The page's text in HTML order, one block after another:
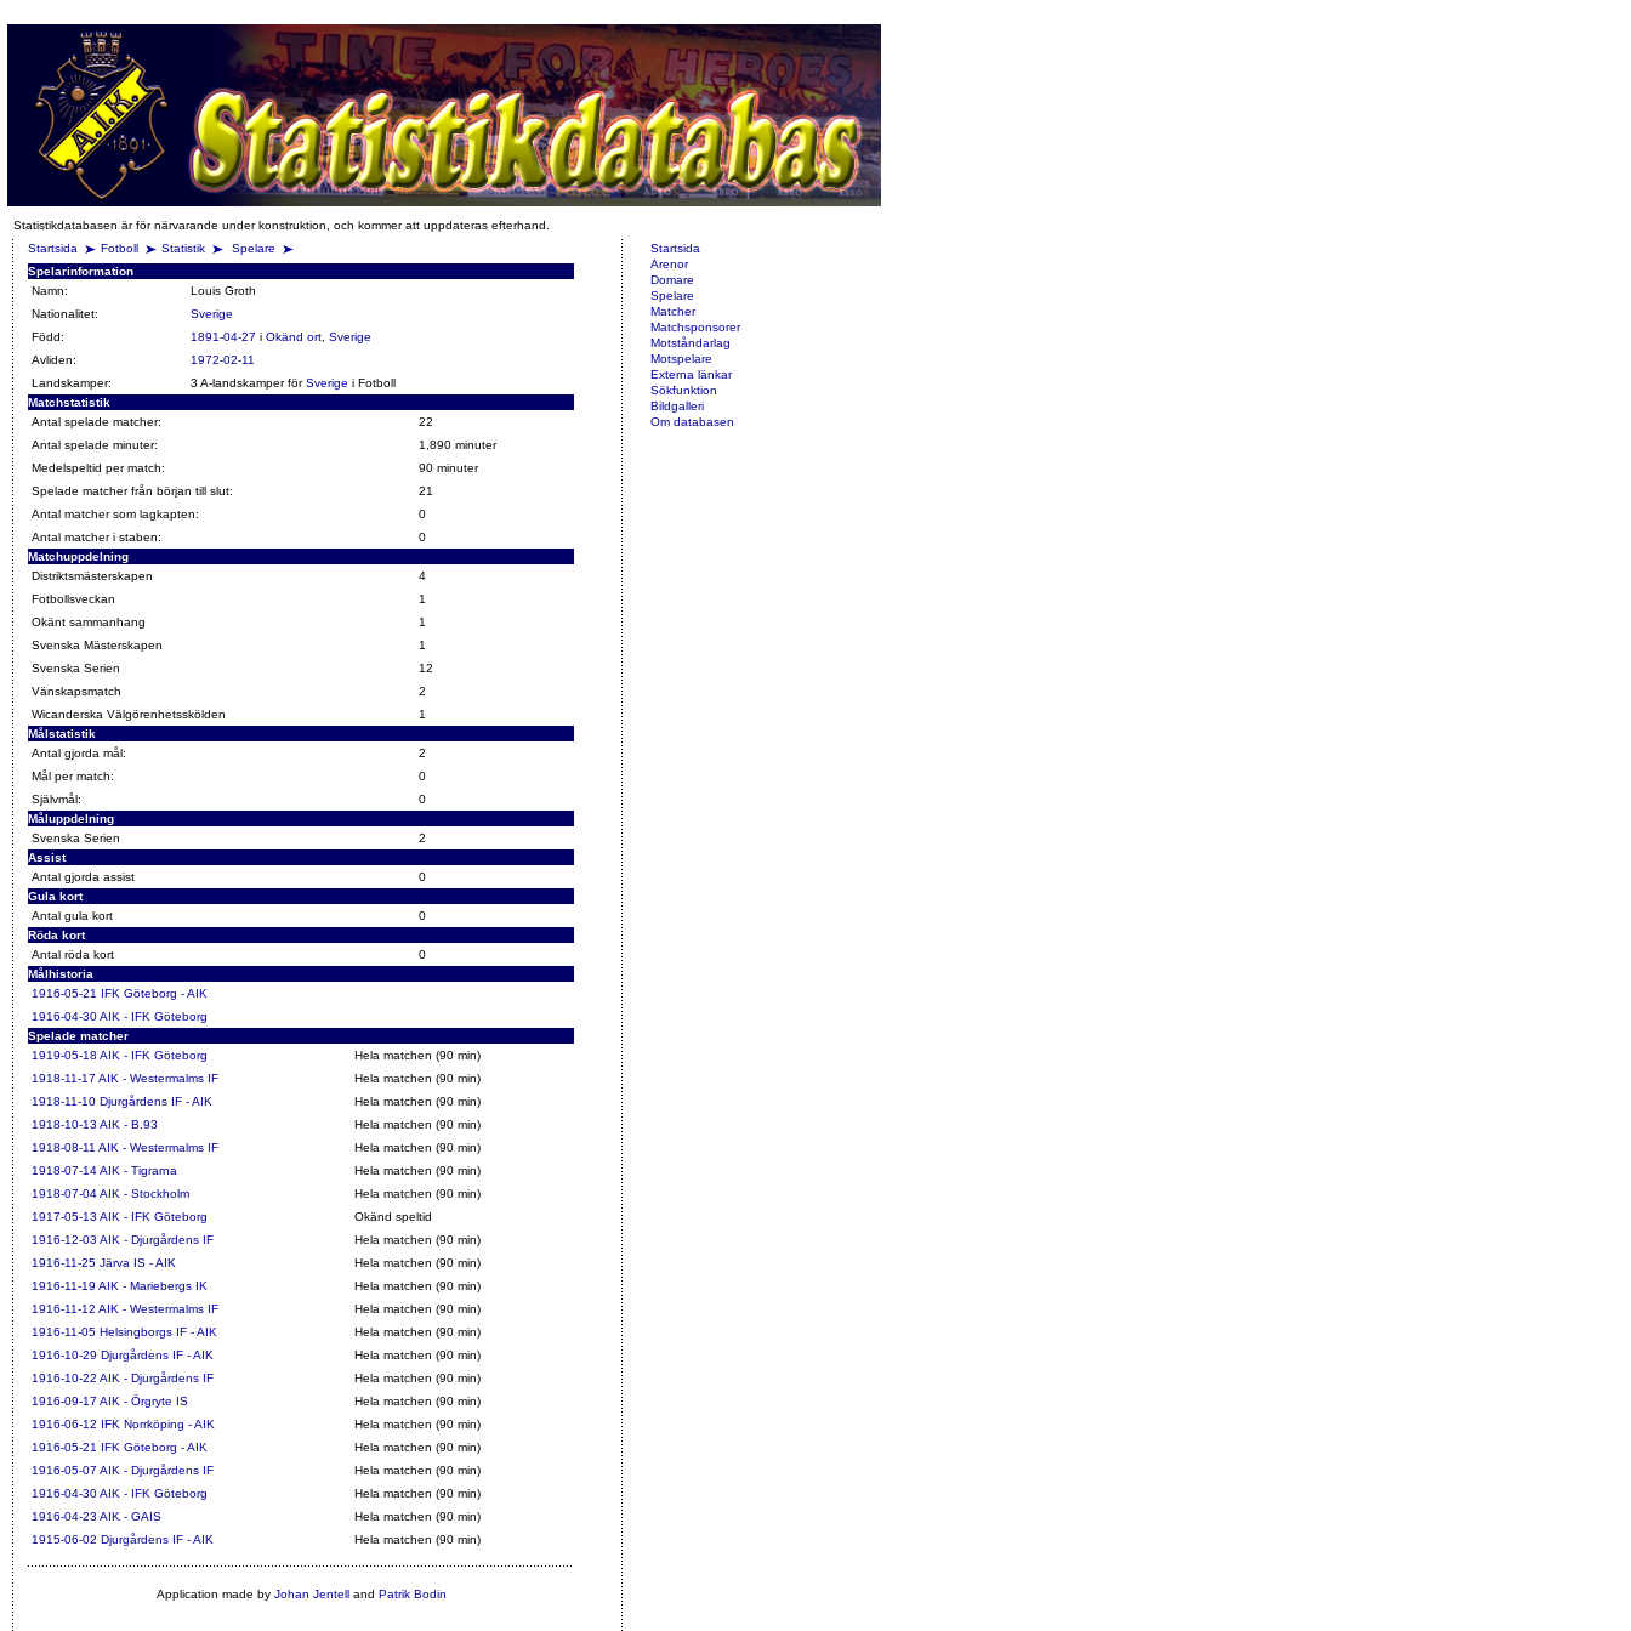
Statistikdatabasen är för närvarande under konstruktion, och kommer att uppdateras efterhand.
Startsida
Fotboll Statistik
Spelare
Spelarinformation
Namn:
Louis Groth
Nationalitet:
Sverige
Född:
1891-04-27 i Okänd ort Sverige
Avliden:
1972-02-11
Landskamper:
3 A-landskamper förSverige i Fotboll
Matchstatistik
Antal spelade matcher:
22
Antal spelade minuter:
1,890 minuter
Medelspeltid per match:
90 minuter
Spelade matcher från början till slut:
21
Antal matcher som lagkapten:
0
Antal matcher i staben:
0
Matchuppdelning
Distriktsmästerskapen
4
Fotbollsveckan
1
Okänt sammanhang
1
Svenska Mästerskapen
1
Svenska Serien
12
Vänskapsmatch
2
Wicanderska Välgörenhetsskölden
1
Målstatistik
Antal gjorda mål:
2
Mål per match:
0
Självmål:
0
Måluppdelning
Svenska Serien
2
Assist
Antal gjorda assist
0
Gula kort
Antal gula kort
0
Röda kort
Antal röda kort
0
Målhistoria
1916-05-21 IFK Göteborg - AIK
1916-04-30AIK - IFK Göteborg
Spelade matcher
1919-05-18 AIK - IFK Göteborg
Hela matchen (90 min)
1918-11-17 AIK - Westermalms IF
Hela matchen (90 min)
1918-11-10 Djurgårdens IF - AIK
Hela matchen (90 min)
1918-10-13 AIK - B.93
Hela matchen (90 min)
1918-08-11 AIK - Westermalms IF
Hela matchen (90 min)
1918-07-14AIK - Tigrarna
Hela matchen (90 min)
1918-07-04AIK - Stockholm
Hela matchen (90 min)
1917-05-13 AIK - IFK Göteborg
Okänd speltid
1916-12-03 AIK - Djurgårdens IF
Hela matchen (90 min)
1916-11-25 Järva IS - AIK
Hela matchen (90 min)
1916-11-19 AIK - Mariebergs IK
Hela matchen (90 min)
1916-11-12 AIK - Westermalms IF
Hela matchen (90 min)
1916-11-05 Helsingborgs IF - AIK
Hela matchen (90 min)
1916-10-29 Djurgårdens IF - AIK
Hela matchen (90 min)
1916-10-22 AIK - Djurgårdens IF
Hela matchen (90 min)
1916-09-17 AIK - Örgryte IS
Hela matchen (90 min)
1916-06-12 IFK Norrköping - AIK
Hela matchen (90 min)
1916-05-21 IFK Göteborg - AIK
Hela matchen (90 min)
1916-05-07 AIK - Djurgårdens IF
Hela matchen (90 min)
1916-04-30AIK - IFK Göteborg
Hela matchen (90 min)
1916-04-23 AIK - GAIS
Hela matchen (90 min)
1915-06-02 Djurgårdens IF - AIK Hela matchen (90 min)
Application made by Johan Jentelland Patrik Bodin
Startsida
Arenor
Domare
Spelare
Matcher
Matchsponsorer
Motståndarlag
Motspelare
Externa länkar
Sökfunktion
Bildgalleri
Om databasen